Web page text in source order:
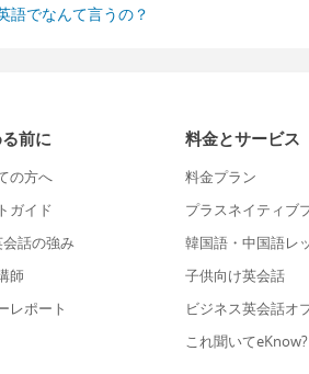
語でなんて言うの？
前に
の方へ
ガイド
話の強み
師
レポート
料金とサービス
料金プラン
プラスネイティブ
韓国語・中国語レ
子供向け英会話
ビジネス英会話オ
これ聞いてeKnow?